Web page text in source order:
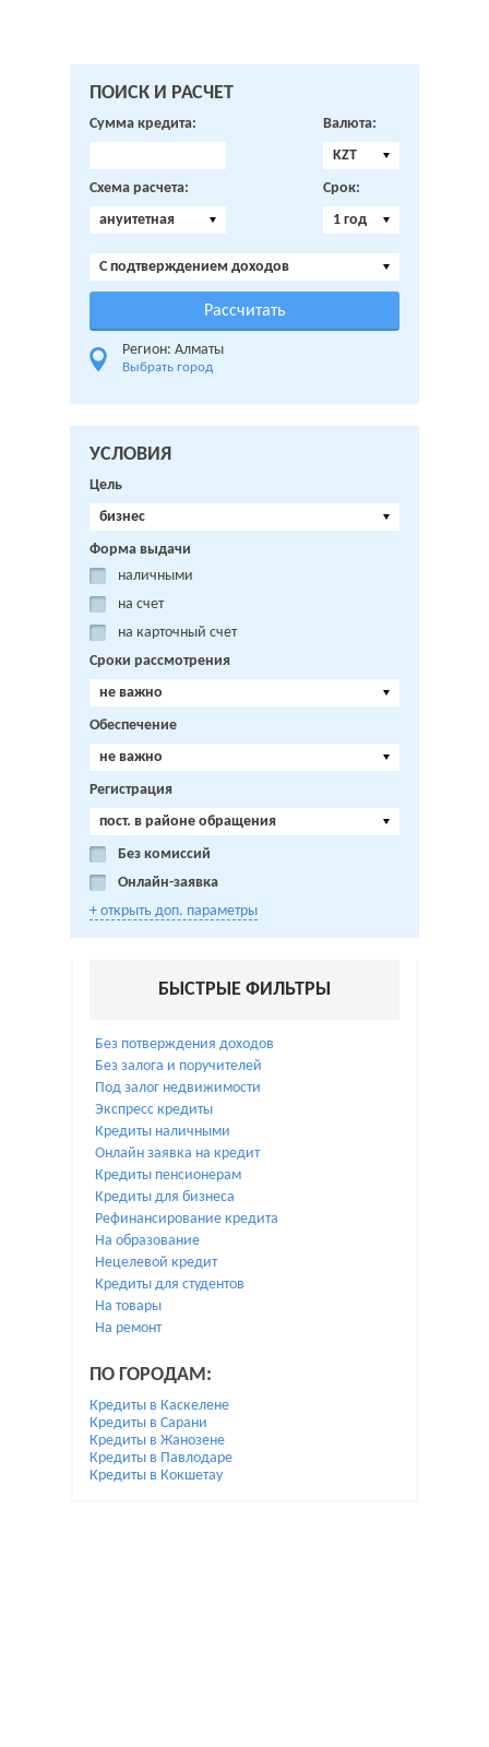
ПОИСК И РАСЧЕТ
Сумма кредита:
Валюта:
KZT
Схема расчета:
ануитетная
Срок:
1 год
C подтверждением доходов
Регион: Алматы
Выбрать город
УСЛОВИЯ
Цель
бизнес
Форма выдачи
наличными
на счет
на карточный счет
Сроки рассмотрения
не важно
Обеспечение
не важно
Регистрация
пост. в районе обращения
Без комиссий
Онлайн-заявка
+ открыть доп. параметры
БЫСТРЫЕ ФИЛЬТРЫ
Без потверждения доходов
Без залога и поручителей
Под залог недвижимости
Экспресс кредиты
Кредиты наличными
Онлайн заявка на кредит
Кредиты пенсионерам
Кредиты для бизнеса
Рефинансирование кредита
На образование
Нецелевой кредит
Кредиты для студентов
На товары
На ремонт
ПО ГОРОДАМ:
Кредиты в Каскелене
Кредиты в Сарани
Кредиты в Жанозене
Кредиты в Павлодаре
Кредиты в Кокшетау